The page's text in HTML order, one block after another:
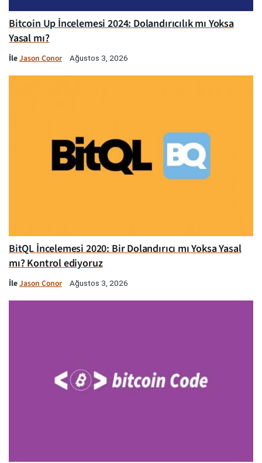
Bitcoin Up İncelemesi 2024: Dolandırıcılık mı Yoksa
Yasal mı?
İleJason Conor Ağustos 3, 2026
BitQL İncelemesi 2020: Bir Dolandırıcı mı Yoksa Yasal
mı? Kontrol ediyoruz
İleJason Conor Ağustos 3, 2026